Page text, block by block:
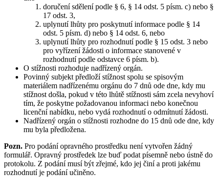
doručení sdělení podle § 6, § 14 odst. 5 písm. c) nebo §
17 odst. 3,
uplynutí lhůty pro poskytnutí informace podle § 14
odst. 5 písm. d) nebo § 14 odst. 6, nebo
uplynutí lhůty pro rozhodnutí podle § 15 odst. 3 nebo
pro vyřízení žádosti o informace stanovené v
rozhodnutí podle odstavce 6 písm. b).
O stížnosti rozhoduje nadřízený orgán.
Povinný subjekt předloží stížnost spolu se spisovým
materiálem nadřízenému orgánu do 7 dnů ode dne, kdy mu
stížnost došla, pokud v této lhůtě stížnosti sám zcela nevyhoví
tím, že poskytne požadovanou informaci nebo konečnou
licenční nabídku, nebo vydá rozhodnutí o odmítnutí žádosti.
Nadřízený orgán o stížnosti rozhodne do 15 dnů ode dne, kdy
mu byla předložena.
Pozn. Pro podání opravného prostředku není vytvořen žádný
formulář. Opravný prostředek lze buď podat písemně nebo ústně do
protokolu. Z podání musí být zřejmé, kdo jej činí a proti jakému
rozhodnutí je podání učiněno.